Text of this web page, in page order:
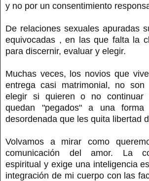
y no por un consentimiento
De relaciones sexuales apuradas
equivocadas , en las que falta la
para discernir, evaluar y elegir.
Muchas veces, los novios que
entrega casi matrimonial, no
elegir si quieren o no continuar
quedan "pegados" a una forma
desordenada que les quita libertad
Volvamos a mirar como
comunicación del amor. La
espiritual y exige una inteligencia
integración de mi cuerpo con las